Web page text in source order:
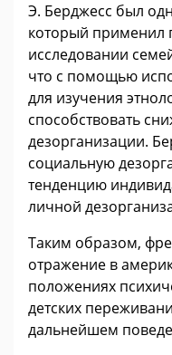
Э. Берджесс был
который применил
исследовании
что с помощью
для изучения
способствовать
дезорганизации.
социальную
тенденцию
личной
Таким образом,
отражение в
положениях
детских
дальнейшем